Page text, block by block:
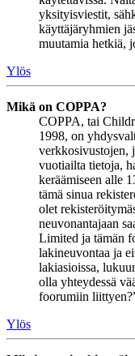
yksityisviestit,
käyttäjäryhmien
muutamia hetkiä,
Ylös
Mikä on COPPA?
COPPA, tai
1998, on
verkkosivustojen,
vuotiailta tietoja,
keräämiseen alle
tämä sinua
olet
neuvonantajaan
Limited ja tämän
lakineuvontaa ja
lakiasioissa,
olla yhteydessä
foorumiin
Ylös